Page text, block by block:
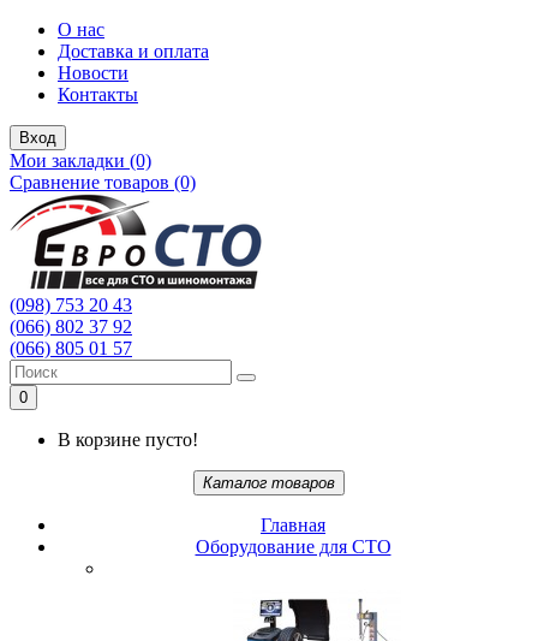
О нас
Доставка и оплата
Новости
Контакты
Вход
Мои закладки (0)
Сравнение товаров (0)
(098) 753 20 43
(066) 802 37 92
(066) 805 01 57
0
В корзине пусто!
Каталог товаров
Главная
Oбopудoвaниe для CTO